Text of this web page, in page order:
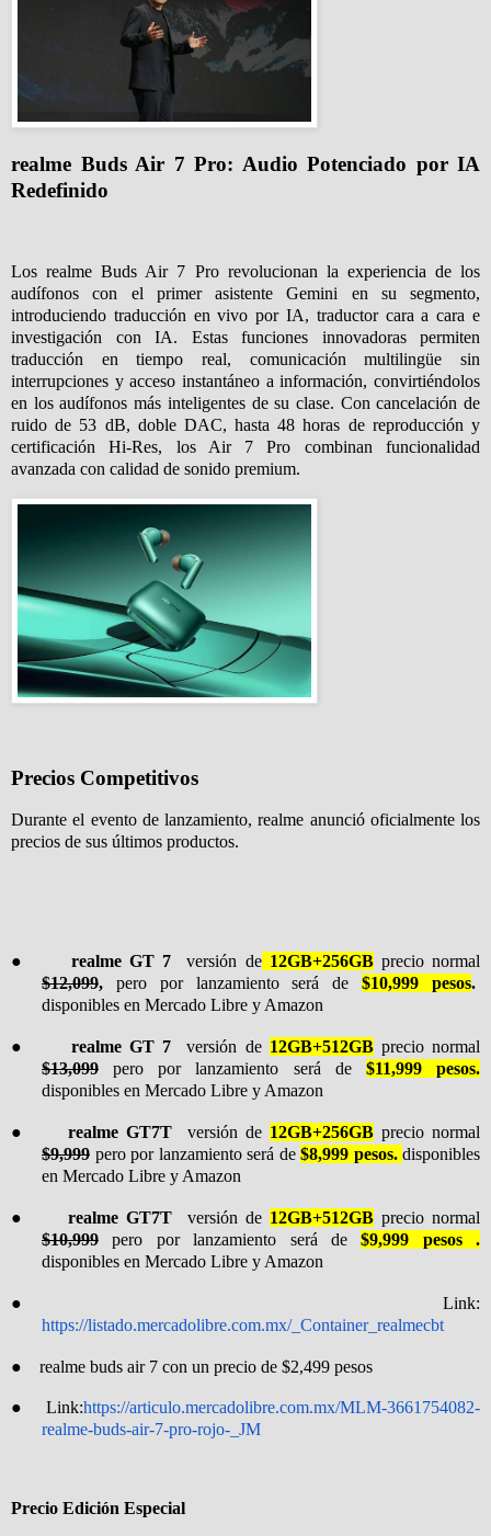
realme Buds Air 7 Pro: Audio Potenciado por IA
Redefinido
Los realme Buds Air 7 Pro revolucionan la experiencia de los
audífonos con el primer asistente Gemini en su segmento,
introduciendo traducción en vivo por IA, traductor cara a cara e
investigación con IA. Estas funciones innovadoras permiten
traducción en tiempo real, comunicación multilingüe sin
interrupciones y acceso instantáneo a información, convirtiéndolos
en los audífonos más inteligentes de su clase. Con cancelación de
ruido de 53 dB, doble DAC, hasta 48 horas de reproducción y
certificación Hi-Res, los Air 7 Pro combinan funcionalidad
avanzada con calidad de sonido premium.
Precios Competitivos
Durante el evento de lanzamiento, realme anunció oficialmente los
precios de sus últimos productos.
● realme GT 7 versión de 12GB+256GBprecio normal
$12,099, pero por lanzamiento será de$10,999 pesos.
disponibles en Mercado Libre y Amazon
● realme GT 7 versión de 12GB+512GBprecio normal
$13,099
pero por lanzamiento será de $11,999 pesos.
disponibles en Mercado Libre y Amazon
● realme GT7T versión de 12GB+256GB precio normal
$9,999 pero por lanzamiento será de $8,999 pesos. disponibles
en Mercado Libre y Amazon
● realme GT7T versión de 12GB+512GB precio normal
$10,999
pero por lanzamiento será de$9,999 pesos .
disponibles en Mercado Libre y Amazon
●
Link:
https://listado.mercadolibre.com.mx/_Container_realmecbt
● realme buds air 7 con un precio de $2,499 pesos
● Link:https://articulo.mercadolibre.com.mx/MLM-3661754082-
realme-buds-air-7-pro-rojo-_JM
Precio Edición Especial